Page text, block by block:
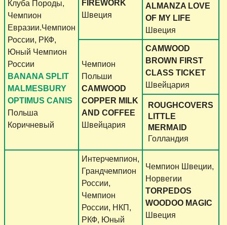
Клуба Породы,
Чемпион
Евразии.Чемпион
России, РКФ,
Юный Чемпион
России
BANANA SPLIT
MALMESBURY
OPTIMUS CANIS
Польша
Коричневый
FIREWORK
Швеция
ALMANZA LOVE
OF MY LIFE
Швеция
Чемпион
Польши
CAMWOOD
COPPER MILK
AND COFFEE
Швейцария
CAMWOOD
BROWN FIRST
CLASS TICKET
Швейцария
ROUGHCOVERS
LITTLE
MERMAID
Голландия
Интерчемпион,
Грандчемпион
России,
Чемпион
России, НКП,
РКФ, Юный
Чемпион Швеции,
Норвегии
TORPEDOS
WOODOO MAGIC
Швеция